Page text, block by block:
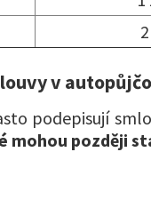
v
podepisují
mohou později